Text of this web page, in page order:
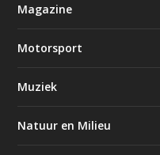
Magazine
Motorsport
Muziek
Natuur en Milieu